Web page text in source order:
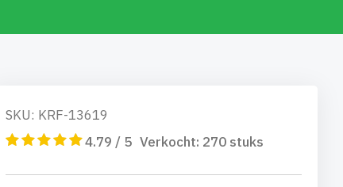
SKU: KRF-13619
4.79 / 5 Verkocht: 270stuks